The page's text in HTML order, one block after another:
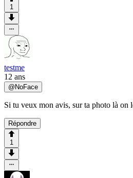
1
testme
12 ans
@ NoFace
Si tu veux mon avis, sur ta photo là on
Répondre
1